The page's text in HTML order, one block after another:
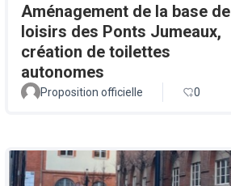
Aménagement de la base de
loisirs des Ponts Jumeaux,
création de toilettes
autonomes
Proposition officielle 0